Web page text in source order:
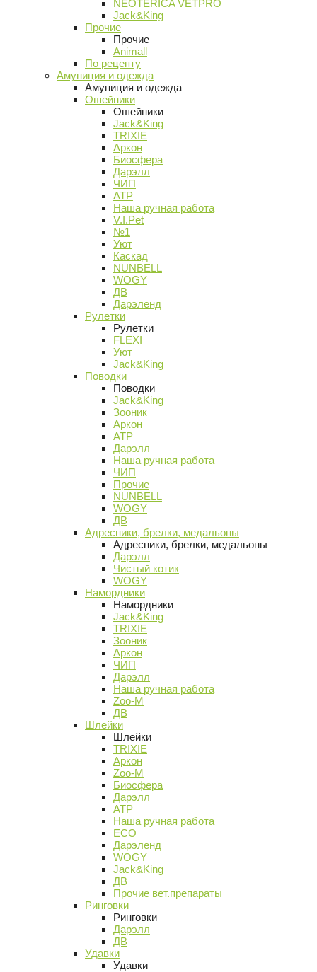
NEOTERICA VETPRO
Jack&King
Прочие
Прочие
Animall
По рецепту
Амуниция и одежда
Амуниция и одежда
Ошейники
Ошейники
Jack&King
TRIXIE
Аркон
Биосфера
Дарэлл
ЧИП
АТР
Наша ручная работа
V.I.Pet
№1
Уют
Каскад
NUNBELL
WOGY
ДВ
Дарэленд
Рулетки
Рулетки
FLEXI
Уют
Jack&King
Поводки
Поводки
Jack&King
Зооник
Аркон
АТР
Дарэлл
Наша ручная работа
ЧИП
Прочие
NUNBELL
WOGY
ДВ
Адресники, брелки, медальоны
Адресники, брелки, медальоны
Дарэлл
Чистый котик
WOGY
Намордники
Намордники
Jack&King
TRIXIE
Зооник
Аркон
ЧИП
Дарэлл
Наша ручная работа
Zoo-M
ДВ
Шлейки
Шлейки
TRIXIE
Аркон
Zoo-M
Биосфера
Дарэлл
АТР
Наша ручная работа
ECO
Дарэленд
WOGY
Jack&King
ДВ
Прочие вет.препараты
Ринговки
Ринговки
Дарэлл
ДВ
Удавки
Удавки